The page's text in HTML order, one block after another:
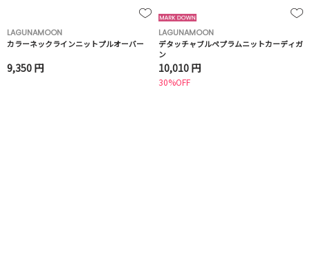
LAGUNAMOON
カラーネックラインニットプルオーバー
9,350 円
LAGUNAMOON
デタッチャブルペプラムニットカーディガ
ン
10,010 円
30%OFF